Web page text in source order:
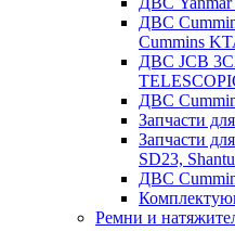
ДВС
Cummins
ДВС JCB
ДВС
Запчасти
Запчасти
SD23,
ДВС
Ремни и